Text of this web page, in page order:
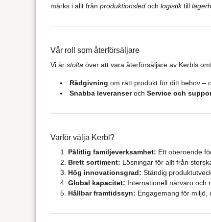
märks i allt från produktionsledoch logistiktill
Vår roll som återförsäljare
Vi är stolta över att vara återförsäljare av Kerbls
Rådgivning om rätt produkt för ditt behov –
Snabba leveranseroch Service och
Varför välja Kerbl?
Pålitlig familjeverksamhet: Ett oberoende
Brett sortiment: Lösningar för allt från
Hög innovationsgrad: Ständig
Global kapacitet: Internationell närvaro och
Hållbar framtidssyn: Engagemang för miljö,